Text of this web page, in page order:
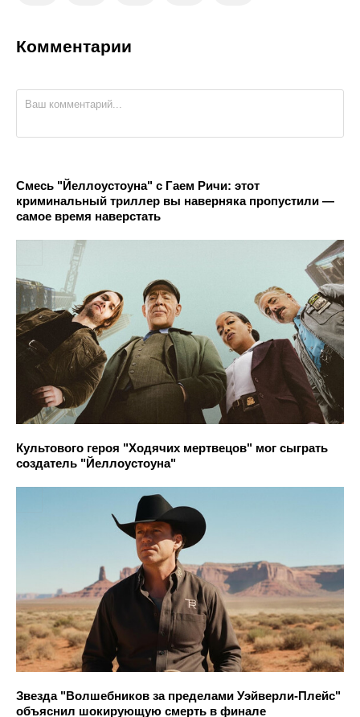
Комментарии
Смесь "Йеллоустоуна" с Гаем Ричи: этот
криминальный триллер вы наверняка пропустили —
самое время наверстать
Культового героя "Ходячих мертвецов" мог сыграть
создатель "Йеллоустоуна"
Звезда "Волшебников за пределами Уэйверли-Плейс"
объяснил шокирующую смерть в финале